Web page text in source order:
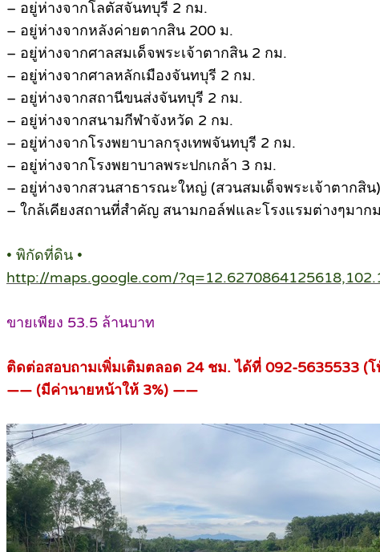
– อยู่ห่างจากโลตัสจันทบุรี 2 กม.
– อยู่ห่างจากหลังค่ายตากสิน 200 ม.
– อยู่ห่างจากศาลสมเด็จพระเจ้าตากสิน 2 กม.
– อยู่ห่างจากศาลหลักเมืองจันทบุรี 2 กม.
– อยู่ห่างจากสถานีขนส่งจันทบุรี 2 กม.
– อยู่ห่างจากสนามกีฬาจังหวัด 2 กม.
– อยู่ห่างจากโรงพยาบาลกรุงเทพจันทบุรี 2 กม.
– อยู่ห่างจากโรงพยาบาลพระปกเกล้า 3 กม.
– อยู่ห่างจากสวนสาธารณะใหญ่ (สวนสมเด็จพระเจ้าตากสิน
– ใกล้เคียงสถานที่สำคัญ สนามกอล์ฟและโรงแรมต่างๆมาก
• พิกัดที่ดิน •
http://maps.google.com/
ขายเพียง 53.5 ล้านบาท
ติดต่อสอบถามเพิ่มเติมตลอด 24 ชม. ได้ที่ 092-5635533 (โ
—— (มีค่านายหน้าให้ 3%) ——